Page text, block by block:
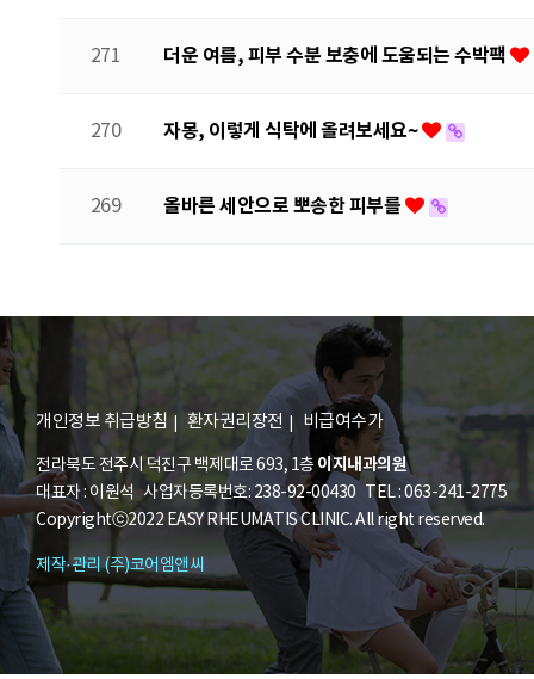
271 더운 여름, 피부 수분 보충에 도움되는 수박팩
270 자몽, 이렇게 식탁에 올려보세요~
269 올바른 세안으로 뽀송한 피부를
개인정보 취급방침 환자권리장전 비급여수가
전라북도 전주시 덕진구 백제대로 693, 1층 이지내과의원
대표자 : 이원석 사업자등록번호: 238-92-00430 TEL : 063-241-2775
Copyrightⓒ2022 EASY RHEUMATIS CLINIC. All right reserved.
제작·관리 (주)코어엠앤씨